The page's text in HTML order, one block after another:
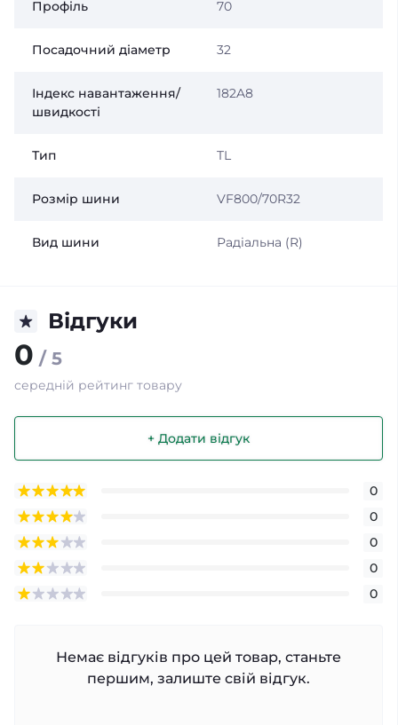
Профіль 70
Посадочний діаметр 32
Індекс навантаження/
швидкості
182A8
Тип TL
Розмір шини VF800/70R32
Вид шини Радіальна (R)
Відгуки
0 / 5
середній рейтинг товару
+ Додати відгук
0
0
0
0
0
Немає відгуків про цей товар, станьте
першим, залиште свій відгук.